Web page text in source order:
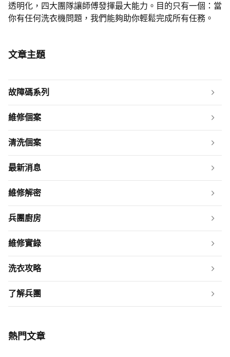
透明化，四大團隊讓師傅發揮最大能力。目的只有一個：當
你有任何洗衣機問題，我們能夠助你輕鬆完成所有任務。
文章主題
故障碼系列
維修個案
清洗個案
最新消息
維修解密
兵團廚房
維修實錄
洗衣攻略
了解兵團
熱門文章